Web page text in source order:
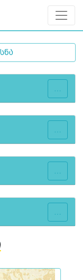
...
...
...
...